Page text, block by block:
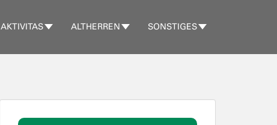
AKTIVITAS ALTHERREN SONSTIGES